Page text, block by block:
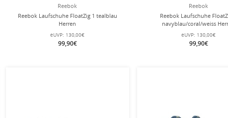
Reebok
Reebok Laufschuhe FloatZig 1 tealblau
Herren
eUVP: 130,00€
99,90€
Reebok
Reebok Laufschuhe
navyblau/coral/weiss
eUVP: 130,00€
99,90€